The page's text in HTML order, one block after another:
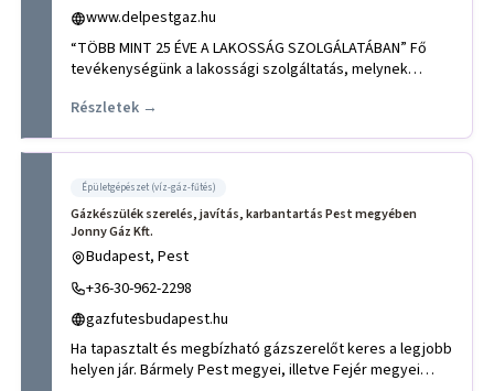
www.delpestgaz.hu
“TÖBB MINT 25 ÉVE A LAKOSSÁG SZOLGÁLATÁBAN” Fő
tevékenységünk a lakossági szolgáltatás, melynek
Részletek →
Épületgépészet (víz-gáz-fűtés)
Gázkészülék szerelés, javítás, karbantartás Pest megyében
Jonny Gáz Kft.
Budapest, Pest
+36-30-962-2298
gazfutesbudapest.hu
Ha tapasztalt és megbízható gázszerelőt keres a legjobb
helyen jár. Bármely Pest megyei, illetve Fejér megyei